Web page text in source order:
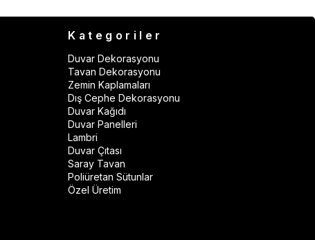
Kategoriler
Duvar Dekorasyonu
Tavan Dekorasyonu
Zemin Kaplamaları
Dış Cephe Dekorasyonu
Duvar Kağıdı
Duvar Panelleri
Lambri
Duvar Çıtası
Saray Tavan
Poliüretan Sütunlar
Özel Üretim